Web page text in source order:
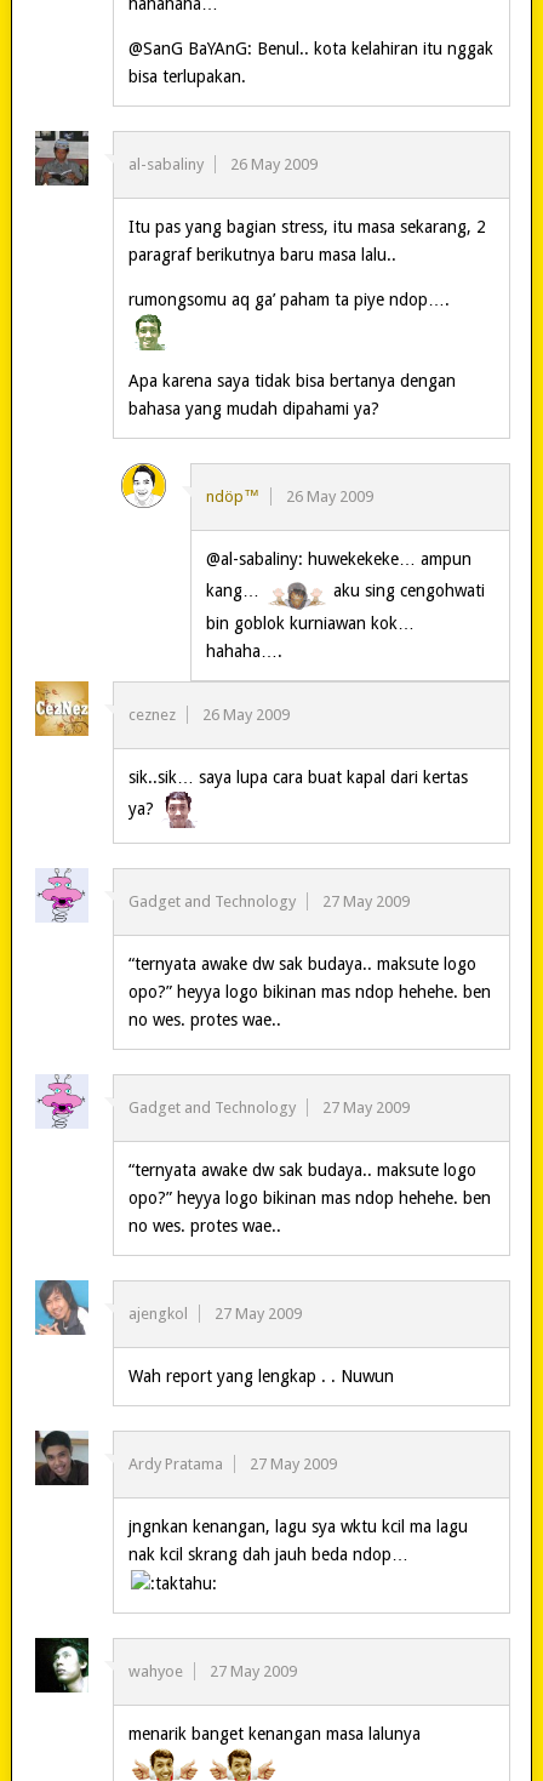
hahahaha…
@SanG BaYAnG: Benul.. kota kelahiran itu nggak
bisa terlupakan.
al-sabaliny 26 May 2009
Itu pas yang bagian stress, itu masa sekarang, 2
paragraf berikutnya baru masa lalu..
rumongsomu aq ga’ paham ta piye ndop….
Apa karena saya tidak bisa bertanya dengan
bahasa yang mudah dipahami ya?
ndöp™ 26 May 2009
@al-sabaliny: huwekekeke… ampun
kang…
aku sing cengohwati
bin goblok kurniawan kok…
hahaha….
ceznez 26 May 2009
sik..sik… saya lupa cara buat kapal dari kertas
ya?
Gadget and Technology 27 May 2009
“ternyata awake dw sak budaya.. maksute logo
opo?” heyya logo bikinan mas ndop hehehe. ben
no wes. protes wae..
Gadget and Technology 27 May 2009
“ternyata awake dw sak budaya.. maksute logo
opo?” heyya logo bikinan mas ndop hehehe. ben
no wes. protes wae..
ajengkol 27 May 2009
Wah report yang lengkap . . Nuwun
Ardy Pratama 27 May 2009
jngnkan kenangan, lagu sya wktu kcil ma lagu
nak kcil skrang dah jauh beda ndop…
wahyoe 27 May 2009
menarik banget kenangan masa lalunya